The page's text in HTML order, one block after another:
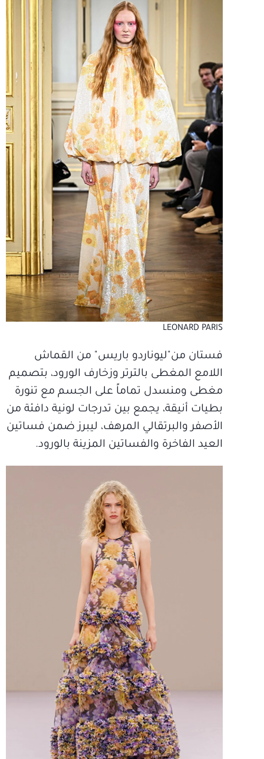
LEONARD PARIS
فستان من"ليوناردو باريس" من القماش
اللامع المغطى بالترتر وزخارف الورود، بتصميم
مغطى ومنسدل تماماً على الجسم مع تنورة
بطيات أنيقة، يجمع بين تدرجات لونية دافئة من
الأصفر والبرتقالي المرهف، ليبرز ضمن فساتين
العيد الفاخرة والفساتين المزينة بالورود.